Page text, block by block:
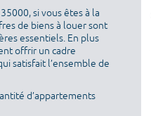
si vous êtes à la
de biens à louer sont
essentiels. En plus
offrir un cadre
satisfait l’ensemble de
d’appartements